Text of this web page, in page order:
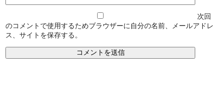
次回
のコメントで使用するためブラウザーに自分の名前、メールアドレ
ス、サイトを保存する。